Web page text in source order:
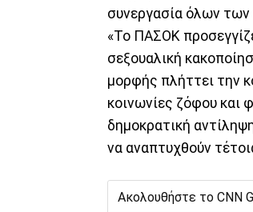
συνεργασία όλων
«Το ΠΑΣΟΚ
σεξουαλική
μορφής πλήττει την
κοινωνίες ζόφου και
δημοκρατική
να αναπτυχθούν
Ακολουθήστε το CNN